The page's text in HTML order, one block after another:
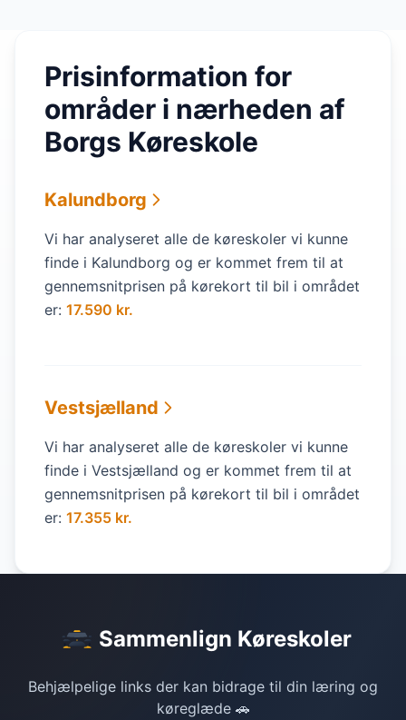
Prisinformation for
områder i nærheden af
Borgs Køreskole
Kalundborg
Vi har analyseret alle de køreskoler vi kunne
finde i Kalundborg og er kommet frem til at
gennemsnitprisen på kørekort til bil i området
er: 17.590 kr.
Vestsjælland
Vi har analyseret alle de køreskoler vi kunne
finde i Vestsjælland og er kommet frem til at
gennemsnitprisen på kørekort til bil i området
er: 17.355 kr.
Sammenlign Køreskoler
Behjælpelige links der kan bidrage til din læring og
køreglæde 🚗